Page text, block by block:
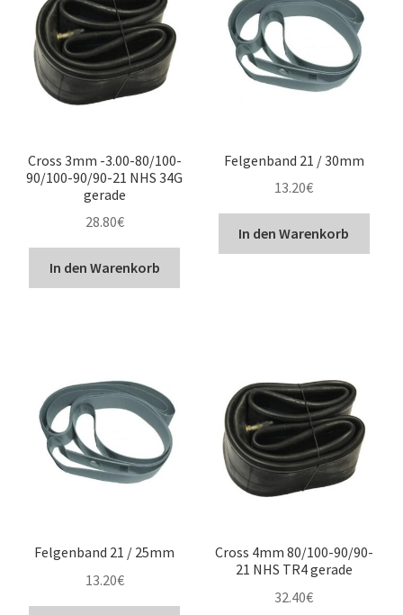
Cross 3mm -3.00-80/100-
90/100-90/90-21 NHS 34G
gerade
28.80€
In den Warenkorb
Felgenband 21 / 30mm
13.20€
In den Warenkorb
Felgenband 21 / 25mm
13.20€
Cross 4mm 80/100-90/90-
21 NHS TR4 gerade
32.40€